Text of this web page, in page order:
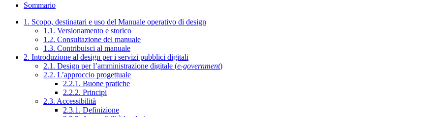
Sommario
1. Scopo, destinatari e uso del Manuale operativo di design
1.1. Versionamento e storico
1.2. Consultazione del manuale
1.3. Contribuisci al manuale
2. Introduzione al design per i servizi pubblici digitali
2.1. Design per l’amministrazione digitale (e-government)
2.2. L’approccio progettuale
2.2.1. Buone pratiche
2.2.2. Principi
2.3. Accessibilità
2.3.1. Definizione